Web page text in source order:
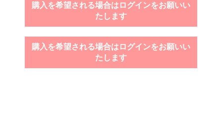
購入を希望される場合はログインをお願いい
たします
購入を希望される場合はログインをお願いい
たします